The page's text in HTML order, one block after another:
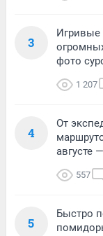
3
Игривые
фото
1 207
4
От
августе
557
5
Быстро